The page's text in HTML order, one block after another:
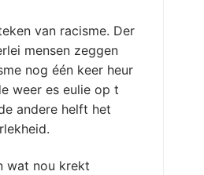
van racisme. Der
mensen zeggen
nog één keer heur
weer es eulie op t
andere helft het
wat nou krekt